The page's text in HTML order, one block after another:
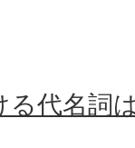
る代名詞